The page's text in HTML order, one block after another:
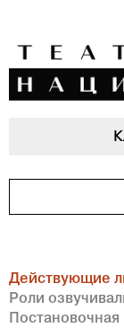
Действующие
Роли
Постановочная